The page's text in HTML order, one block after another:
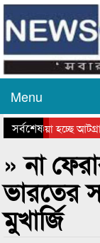
Menu
সর্বশেষ
যাওয়া হচ্ছে
» না
ভারতের
মুখার্জি